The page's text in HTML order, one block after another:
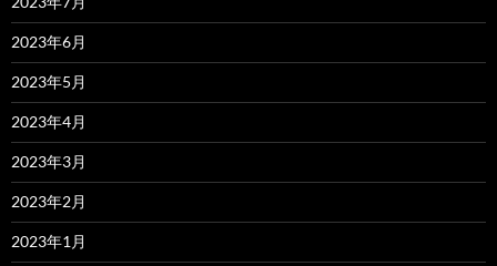
2023年6月
2023年5月
2023年4月
2023年3月
2023年2月
2023年1月